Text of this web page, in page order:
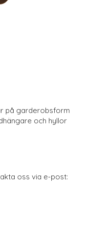
på garderobsform
och hyllor
oss via e-post: